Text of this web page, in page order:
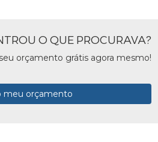
O QUE PROCURAVA?
orçamento grátis agora mesmo!
meu orçamento